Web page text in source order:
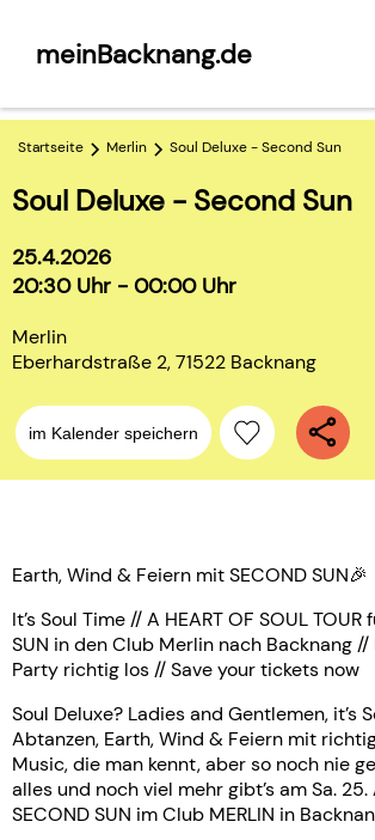
meinBacknang.de
Startseite Merlin Soul Deluxe - Second Sun
Soul Deluxe - Second Sun
25.4.2026
20:30 Uhr - 00:00 Uhr
Merlin
Eberhardstraße 2, 71522 Backnang
im Kalender speichern
Earth, Wind & Feiern mit SECOND SUN🎉
It’s Soul Time // A HEART OF SOUL TOUR
SUN in den Club Merlin nach Backnang
Party richtig los // Save your tickets now
Soul Deluxe? Ladies and Gentlemen, it’s
Abtanzen, Earth, Wind & Feiern mit
Music, die man kennt, aber so noch nie
alles und noch viel mehr gibt’s am Sa.
SECOND SUN im Club MERLIN in